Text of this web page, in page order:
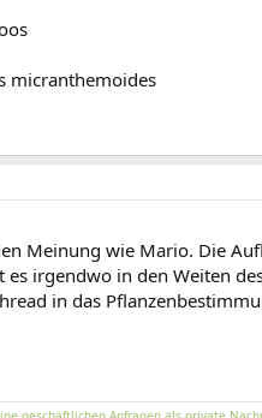
micranthemoides
Meinung wie Mario. Die
es irgendwo in den Weiten
in das